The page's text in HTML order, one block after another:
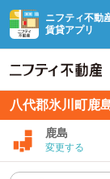
ニフティ不動
賃貸アプリ
八代郡氷川町鹿
鹿島
変更する